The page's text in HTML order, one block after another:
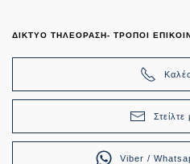
ΔΙΚΤΥΟ ΤΗΛΕΟΡΑΣΗ- ΤΡΟΠΟΙ
Viber /